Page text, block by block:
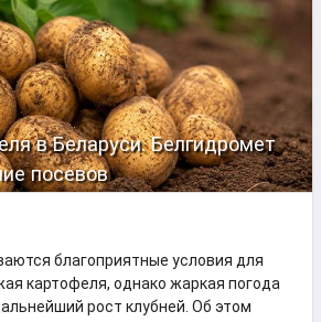
в Беларуси. Белгидромет
посевов
благоприятные условия для
картофеля, однако жаркая погода
рост клубней. Об этом